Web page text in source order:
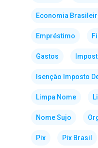
Economia
Empréstimo
Gastos
Isenção Imposto
Limpa Nome
Nome Sujo
Pix Pix Brasil